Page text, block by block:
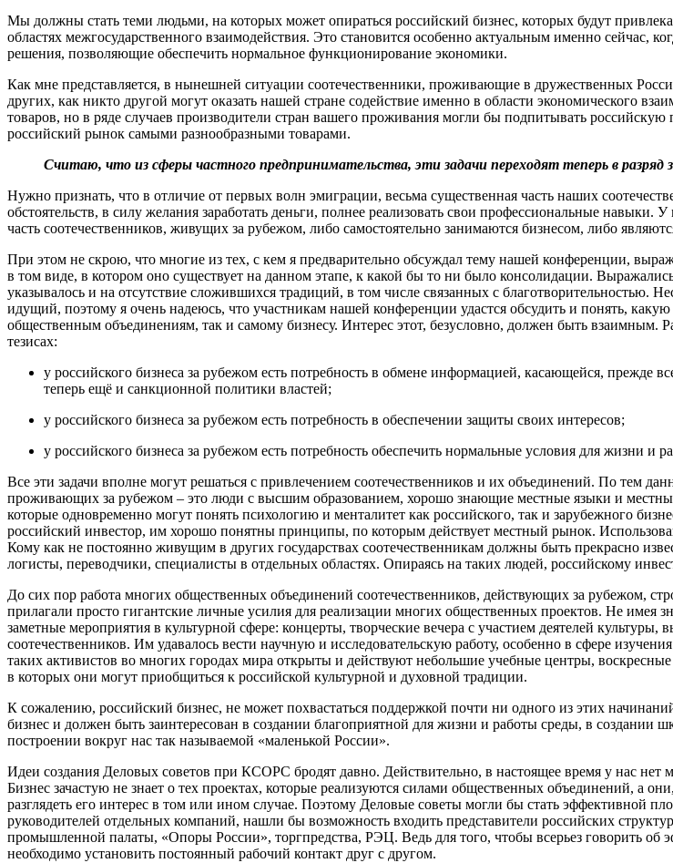
Мы должны стать теми людьми, на которых может опираться российский бизнес, которых будут
областях межгосударственного взаимодействия. Это становится особенно актуальным именно сейчас,
решения, позволяющие обеспечить нормальное функционирование экономики.
Как мне представляется, в нынешней ситуации соотечественники, проживающие в дружественных
других, как никто другой могут оказать нашей стране содействие именно в области экономического
товаров, но в ряде случаев производители стран вашего проживания могли бы подпитывать
российский рынок самыми разнообразными товарами.
Считаю, что из сферы частного предпринимательства, эти задачи переходят теперь в разряд
Нужно признать, что в отличие от первых волн эмиграции, весьма существенная часть наших
обстоятельств, в силу желания заработать деньги, полнее реализовать свои профессиональные
часть соотечественников, живущих за рубежом, либо самостоятельно занимаются бизнесом, либо
При этом не скрою, что многие из тех, с кем я предварительно обсуждал тему нашей конференции,
в том виде, в котором оно существует на данном этапе, к какой бы то ни было консолидации.
указывалось и на отсутствие сложившихся традиций, в том числе связанных с благотворительностью.
идущий, поэтому я очень надеюсь, что участникам нашей конференции удастся обсудить и понять,
общественным объединениям, так и самому бизнесу. Интерес этот, безусловно, должен быть
тезисах:
у российского бизнеса за рубежом есть потребность в обмене информацией, касающейся, прежде
теперь ещё и санкционной политики властей;
у российского бизнеса за рубежом есть потребность в обеспечении защиты своих интересов;
у российского бизнеса за рубежом есть потребность обеспечить нормальные условия для жизни
Все эти задачи вполне могут решаться с привлечением соотечественников и их объединений. По тем
проживающих за рубежом – это люди с высшим образованием, хорошо знающие местные языки и
которые одновременно могут понять психологию и менталитет как российского, так и зарубежного
российский инвестор, им хорошо понятны принципы, по которым действует местный рынок.
Кому как не постоянно живущим в других государствах соотечественникам должны быть прекрасно
логисты, переводчики, специалисты в отдельных областях. Опираясь на таких людей, российскому
До сих пор работа многих общественных объединений соотечественников, действующих за рубежом,
прилагали просто гигантские личные усилия для реализации многих общественных проектов. Не имея
заметные мероприятия в культурной сфере: концерты, творческие вечера с участием деятелей
соотечественников. Им удавалось вести научную и исследовательскую работу, особенно в сфере
таких активистов во многих городах мира открыты и действуют небольшие учебные центры,
в которых они могут приобщиться к российской культурной и духовной традиции.
К сожалению, российский бизнес, не может похвастаться поддержкой почти ни одного из этих
бизнес и должен быть заинтересован в создании благоприятной для жизни и работы среды, в создании
построении вокруг нас так называемой «маленькой России».
Идеи создания Деловых советов при КСОРС бродят давно. Действительно, в настоящее время у нас нет
Бизнес зачастую не знает о тех проектах, которые реализуются силами общественных объединений, а
разглядеть его интерес в том или ином случае. Поэтому Деловые советы могли бы стать эффективной
руководителей отдельных компаний, нашли бы возможность входить представители российских
промышленной палаты, «Опоры России», торгпредства, РЭЦ. Ведь для того, чтобы всерьез говорить
необходимо установить постоянный рабочий контакт друг с другом.